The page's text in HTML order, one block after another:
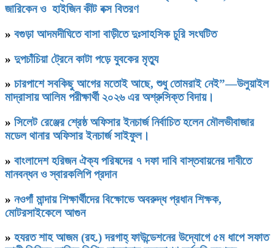
জারিকেন ও হাইজিন কীট বক্স বিতরণ
» বগুড়া আদমদীঘিতে বাসা বাড়ীতে দুঃসাহসিক চুরি সংঘটিত
» দুপচাঁচিয়া ট্রেনে কাটা পড়ে যুবকের মৃত্যু
» চারপাশে সবকিছু আগের মতোই আছে, শুধু তোমরাই নেই”—উলুয়াইল
মাদ্রাসায় আলিম পরীক্ষার্থী ২০২৬ এর অশ্রুসিক্ত বিদায়।
» সিলেট রেঞ্জের শ্রেষ্ঠ অফিসার ইনচার্জ নির্বাচিত হলেন মৌলভীবাজার
মডেল থানার অফিসার ইনচার্জ সাইফুল।
» বাংলাদেশ হরিজন ঐক্য পরিষদের ৭ দফা দাবি বাস্তবায়নের দাবীতে
মানবন্ধন ও স্বারকলিপি প্রদান
» নওগাঁ মান্দায় শিক্ষার্থীদের বিক্ষোভে অবরুদ্ধ প্রধান শিক্ষক,
মোটরসাইকেলে আগুন
» হযরত শাহ আজম (রহ.) দরগাহ্ ফাউন্ডেশনের উদ্যোগে ৫ম ধাপে সফাত